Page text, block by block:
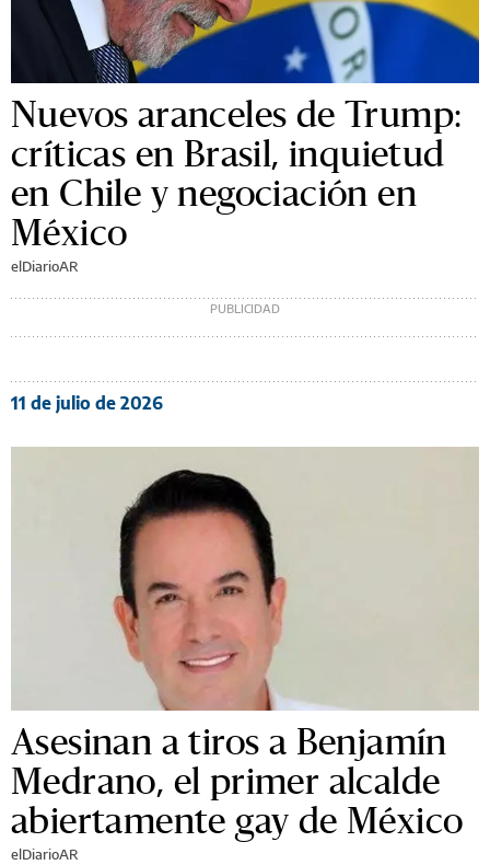
Nuevos aranceles de Trump:
críticas en Brasil, inquietud
en Chile y negociación en
México
elDiarioAR
11 de julio de 2026
Asesinan a tiros a Benjamín
Medrano, el primer alcalde
abiertamente gay de México
elDiarioAR